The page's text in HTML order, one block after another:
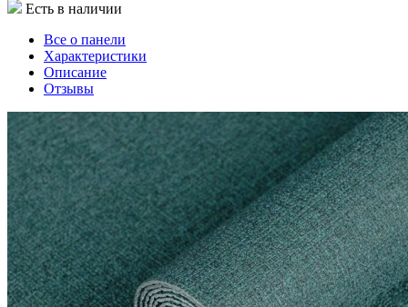
Есть в наличии
Все о панели
Характеристики
Описание
Отзывы